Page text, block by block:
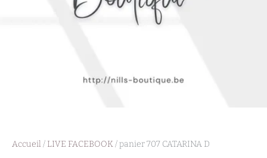
Accueil/ LIVE FACEBOOK/ panier 707 CATARINA D